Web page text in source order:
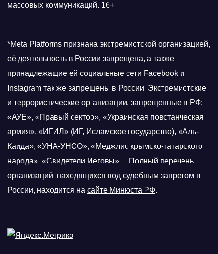
массовых коммуникаций. 16+
*Meta Platforms признана экстремистской организацией,
её деятельность в России запрещена, а также
принадлежащие ей социальные сети Facebook и
Instagram так же запрещены в России. Экстремистские
и террористические организации, запрещенные в РФ:
«АУЕ», «Правый сектор», «Украинская повстанческая
армия», «ИГИЛ» (ИГ, Исламское государство), «Аль-
Каида», «УНА-УНСО», «Меджлис крымско-татарского
народа», «Свидетели Иеговы»… Полный перечень
организаций, находящихся под судебным запретом в
России, находится на сайте Минюста РФ.